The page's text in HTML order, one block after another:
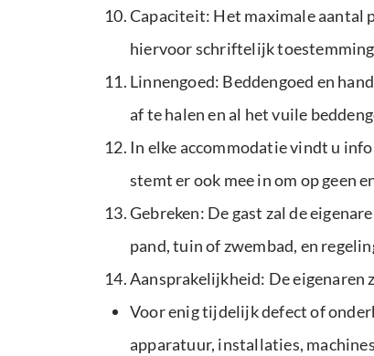
Capaciteit: Het maximale aantal
hiervoor schriftelijk toestemming
Linnengoed: Beddengoed en
af te halen en al het vuile
In elke accommodatie vindt u
stemt er ook mee in om op geen
Gebreken: De gast zal de
pand, tuin of zwembad, en
Aansprakelijkheid: De eigenaren
Voor enig tijdelijk defect of
apparatuur, installaties,